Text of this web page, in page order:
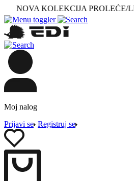
NOVA KOLEKCIJA PROLEĆE/LETO
Moj nalog
Prijavi se Registruj se